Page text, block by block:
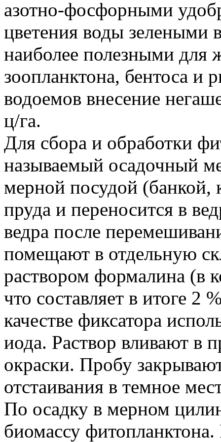
азотно-фосфорными
цветения воды
наиболее полезными для
зоопланктона, бентоса и
водоемов внесение
ц/га.
Для сбора и обработки
называемый осадочный
мерной посудой (банкой,
пруда и переносится в
ведра после
помещают в отдельную
раствором формалина (в
что составляет в итоге
качестве фиксатора
иода. Раствор вливают в
окраски. Пробу
отстаивания в темное
По осадку в мерном
биомассу